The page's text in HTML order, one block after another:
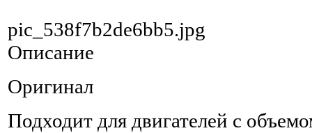
pic_538f7b2de6bb5.jpg
Описание
Оригинал
Подходит для двигателей с